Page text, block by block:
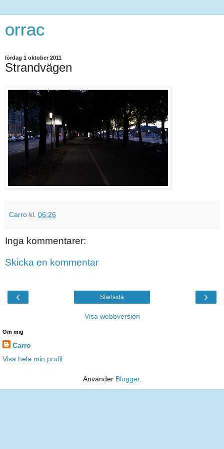
orrac
lördag 1 oktober 2011
Strandvägen
Carro kl. 06:26
Inga kommentarer:
Skicka en kommentar
‹ ›
Startsida
Visa webbversion
Om mig
Carro
Visa hela min profil
Använder Blogger.